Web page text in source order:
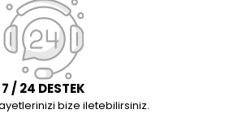
7 / 24 DESTEK
bize iletebilirsiniz.